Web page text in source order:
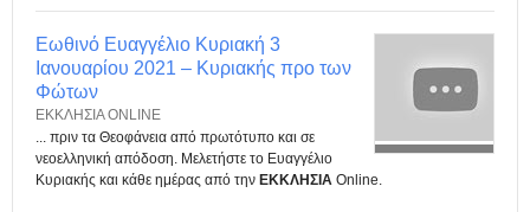
Εωθινό Ευαγγέλιο Κυριακή 3
Ιανουαρίου 2021 – Κυριακής προ των
Φώτων
ΕΚΚΛΗΣΙΑ ONLINE
... πριν τα Θεοφάνεια από πρωτότυπο και σε
νεοελληνική απόδοση. Μελετήστε το Ευαγγέλιο
Κυριακής και κάθε ημέρας από την ΕΚΚΛΗΣΙΑ Online.